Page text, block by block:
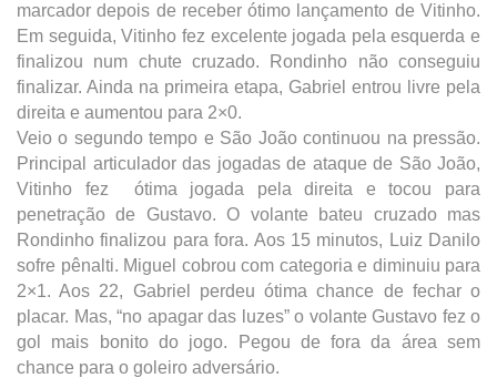
marcador depois de receber ótimo lançamento de Vitinho.
Em seguida, Vitinho fez excelente jogada pela esquerda e
finalizou num chute cruzado. Rondinho não conseguiu
finalizar. Ainda na primeira etapa, Gabriel entrou livre pela
direita e aumentou para 2×0.
Veio o segundo tempo e São João continuou na pressão.
Principal articulador das jogadas de ataque de São João,
Vitinho fez
ótima jogada pela direita e tocou para
penetração de Gustavo. O volante bateu cruzado mas
Rondinho finalizou para fora. Aos 15 minutos, Luiz Danilo
sofre pênalti. Miguel cobrou com categoria e diminuiu para
2×1. Aos 22, Gabriel perdeu ótima chance de fechar o
placar. Mas, “no apagar das luzes” o volante Gustavo fez o
gol mais bonito do jogo. Pegou de fora da área sem
chance para o goleiro adversário.